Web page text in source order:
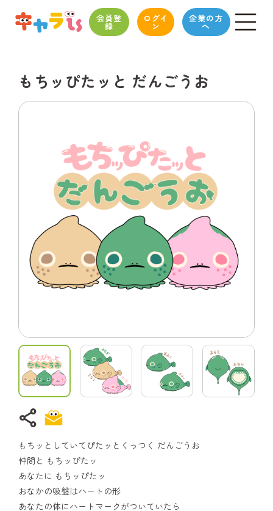
会員登
録
ログイ
ン
企業の方
へ
もちッぴたッと だんごうお
share
もちッとしていてぴたッとくっつく だんごうお
仲間と もちッぴたッ
あなたに もちッぴたッ
おなかの吸盤はハートの形
あなたの体にハートマークがついていたら